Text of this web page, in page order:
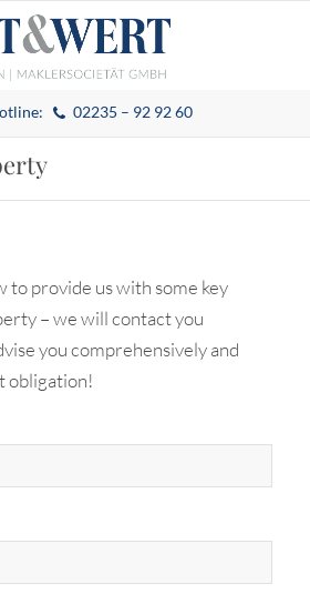
02235 – 92 92 60
to provide us with some key
– we will contact you
you comprehensively and
obligation!